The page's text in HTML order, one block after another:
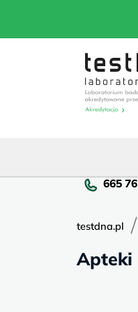
testdna.pl /
Apteki